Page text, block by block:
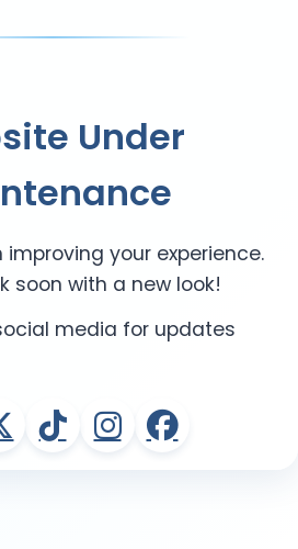
Under
improving your experience.
soon with a new look!
media for updates